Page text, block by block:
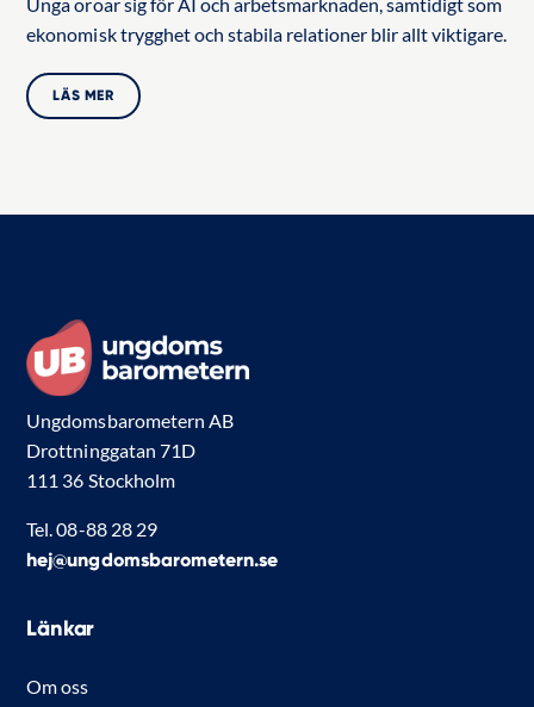
ekonomisk trygghet och stabila relationer blir allt viktigare.
LÄS MER
Ungdomsbarometern AB
Drottninggatan 71D
111 36 Stockholm
Tel. 08-88 28 29
hej@ungdomsbarometern.se
Länkar
Om oss